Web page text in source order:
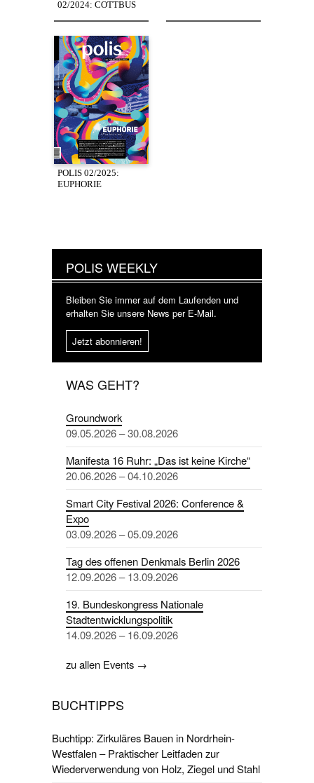
02/2024: COTTBUS
POLIS 02/2025:
EUPHORIE
POLIS WEEKLY
Bleiben Sie immer auf dem Laufenden und
erhalten Sie unsere News per E-Mail.
Jetzt abonnieren!
WAS GEHT?
Groundwork
09.05.2026 – 30.08.2026
Manifesta 16 Ruhr: „Das ist keine Kirche“
20.06.2026 – 04.10.2026
Smart City Festival 2026: Conference &
Expo
03.09.2026 – 05.09.2026
Tag des offenen Denkmals Berlin 2026
12.09.2026 – 13.09.2026
19. Bundeskongress Nationale
Stadtentwicklungspolitik
14.09.2026 – 16.09.2026
zu allen Events →
BUCHTIPPS
Buchtipp: Zirkuläres Bauen in Nordrhein-
Westfalen – Praktischer Leitfaden zur
Wiederverwendung von Holz, Ziegel und Stahl